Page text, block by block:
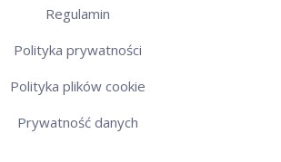
Regulamin
Polityka prywatności
Polityka plików cookie
Prywatność danych